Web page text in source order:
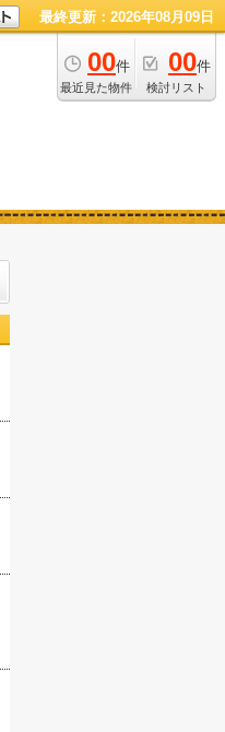
最終更新：2026年08月09日
00件
最近見た物件
00件
検討リスト